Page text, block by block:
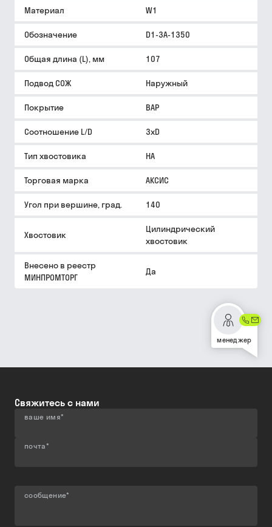
Материал W1
Обозначение D1-3A-1350
Общая длина (L), мм 107
Подвод СОЖ Наружный
Покрытие BAP
Соотношение L/D 3xD
Тип хвостовика HA
Торговая марка АКСИС
Угол при вершине, град. 140
Хвостовик
Цилиндрический
хвостовик
Внесено в реестр
МИНПРОМТОРГ
Да
менеджер
Свяжитесь с нами
ваше имя*
почта*
сообщение*